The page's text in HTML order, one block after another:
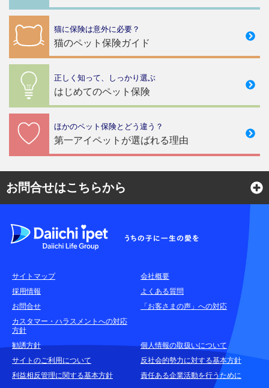
猫に保険は意外に必要？
猫のペット保険ガイド
正しく知って、しっかり選ぶ
はじめてのペット保険
ほかのペット保険とどう違う？
第一アイペットが選ばれる理由
お問合せはこちらから
各種お問合せ窓口
耳や言葉の不自由なお客さまのお問合せ窓口
お申込みをご検討中のお客さま
(商品に関するお問合せ・資料請求)
資料請求はこちら
サイトマップ
会社概要
採用情報
よくある質問
お問合せ
「お客さまの声」への対応
カスタマー・ハラスメントへの対応
方針
勧誘方針
個人情報の取扱いについて
サイトのご利用について
反社会的勢力に対する基本方針
利益相反管理に関する基本方針
責任ある企業活動を行うために